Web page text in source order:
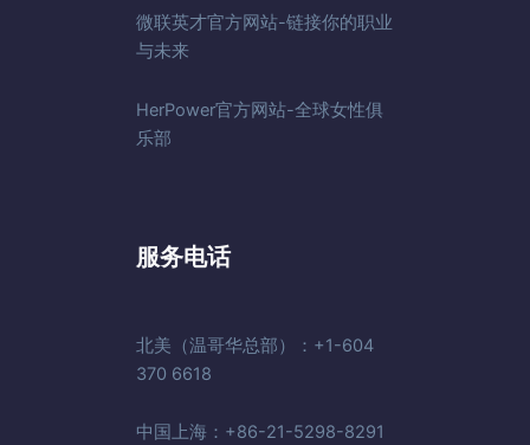
微联英才官方网站-链接你的职业
与未来
HerPower官方网站-全球女性俱
乐部
服务电话
北美（温哥华总部）：+1-604
370 6618
中国上海：+86-21-5298-8291